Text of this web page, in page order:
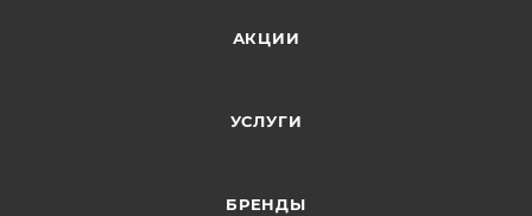
АКЦИИ
УСЛУГИ
БРЕНДЫ